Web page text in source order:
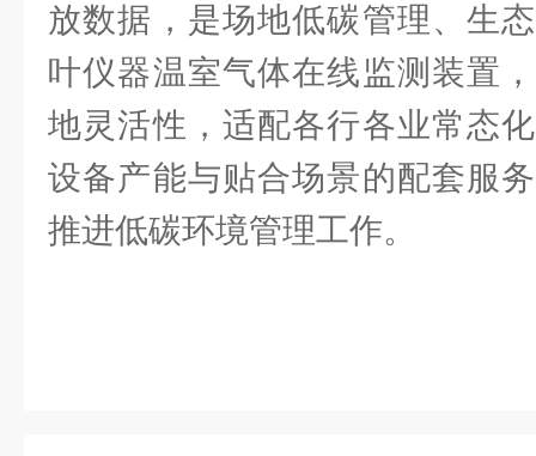
放数据，是场地低碳管理、生
叶仪器温室气体在线监测装置
地灵活性，适配各行各业常态
设备产能与贴合场景的配套服
推进低碳环境管理工作。